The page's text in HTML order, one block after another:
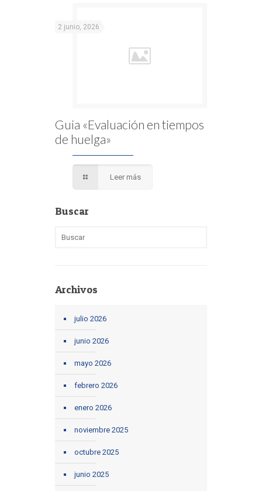
2 junio, 2026
Guia «Evaluación en tiempos
de huelga»
Leer más
Buscar
Archivos
julio 2026
junio 2026
mayo 2026
febrero 2026
enero 2026
noviembre 2025
octubre 2025
junio 2025